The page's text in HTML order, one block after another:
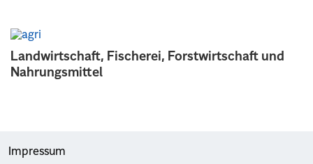
Landwirtschaft, Fischerei, Forstwirtschaft und
Nahrungsmittel
Impressum